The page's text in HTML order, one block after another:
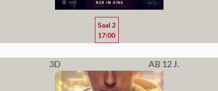
Saal 2
17:00
3D AB 12 J.